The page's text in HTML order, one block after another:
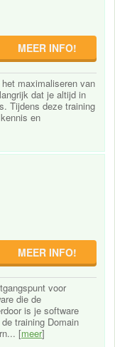
MEER INFO!
maximaliseren van
dat je altijd in
Tijdens deze training
en
MEER INFO!
voor
die de
is je software
training Domain
[meer]